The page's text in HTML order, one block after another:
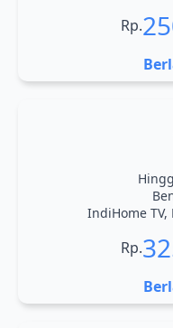
Rp.
IndiHome TV,
Rp.